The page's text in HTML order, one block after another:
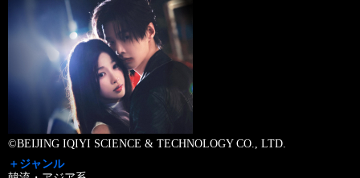
©BEIJING IQIYI SCIENCE & TECHNOLOGY CO., LTD.
＋ジャンル